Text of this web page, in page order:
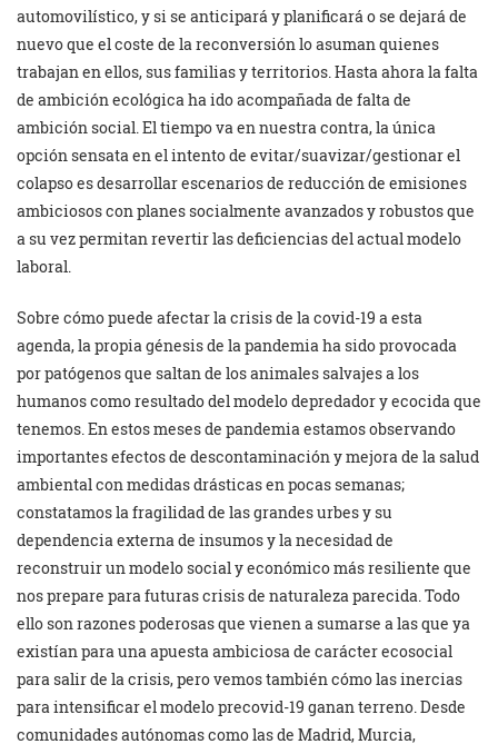
automovilístico, y si se anticipará y planificará o se dejará de
nuevo que el coste de la reconversión lo asuman quienes
trabajan en ellos, sus familias y territorios. Hasta ahora la falta
de ambición ecológica ha ido acompañada de falta de
ambición social. El tiempo va en nuestra contra, la única
opción sensata en el intento de evitar/suavizar/gestionar el
colapso es desarrollar escenarios de reducción de emisiones
ambiciosos con planes socialmente avanzados y robustos que
a su vez permitan revertir las deficiencias del actual modelo
laboral.
Sobre cómo puede afectar la crisis de la covid-19 a esta
agenda, la propia génesis de la pandemia ha sido provocada
por patógenos que saltan de los animales salvajes a los
humanos como resultado del modelo depredador y ecocida que
tenemos. En estos meses de pandemia estamos observando
importantes efectos de descontaminación y mejora de la salud
ambiental con medidas drásticas en pocas semanas;
constatamos la fragilidad de las grandes urbes y su
dependencia externa de insumos y la necesidad de
reconstruir un modelo social y económico más resiliente que
nos prepare para futuras crisis de naturaleza parecida. Todo
ello son razones poderosas que vienen a sumarse a las que ya
existían para una apuesta ambiciosa de carácter ecosocial
para salir de la crisis, pero vemos también cómo las inercias
para intensificar el modelo precovid-19 ganan terreno. Desde
comunidades autónomas como las de Madrid, Murcia,